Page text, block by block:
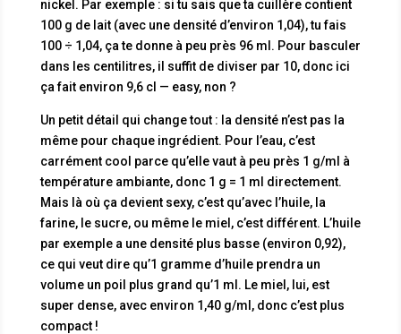
nickel. Par exemple : si tu sais que ta cuillère contient
100 g de lait (avec une densité d’environ 1,04), tu fais
100 ÷ 1,04, ça te donne à peu près 96 ml. Pour basculer
dans les centilitres, il suffit de diviser par 10, donc ici
ça fait environ 9,6 cl — easy, non ?
Un petit détail qui change tout : la densité n’est pas la
même pour chaque ingrédient. Pour l’eau, c’est
carrément cool parce qu’elle vaut à peu près 1 g/ml à
température ambiante, donc 1 g = 1 ml directement.
Mais là où ça devient sexy, c’est qu’avec l’huile, la
farine, le sucre, ou même le miel, c’est différent. L’huile
par exemple a une densité plus basse (environ 0,92),
ce qui veut dire qu’1 gramme d’huile prendra un
volume un poil plus grand qu’1 ml. Le miel, lui, est
super dense, avec environ 1,40 g/ml, donc c’est plus
compact !